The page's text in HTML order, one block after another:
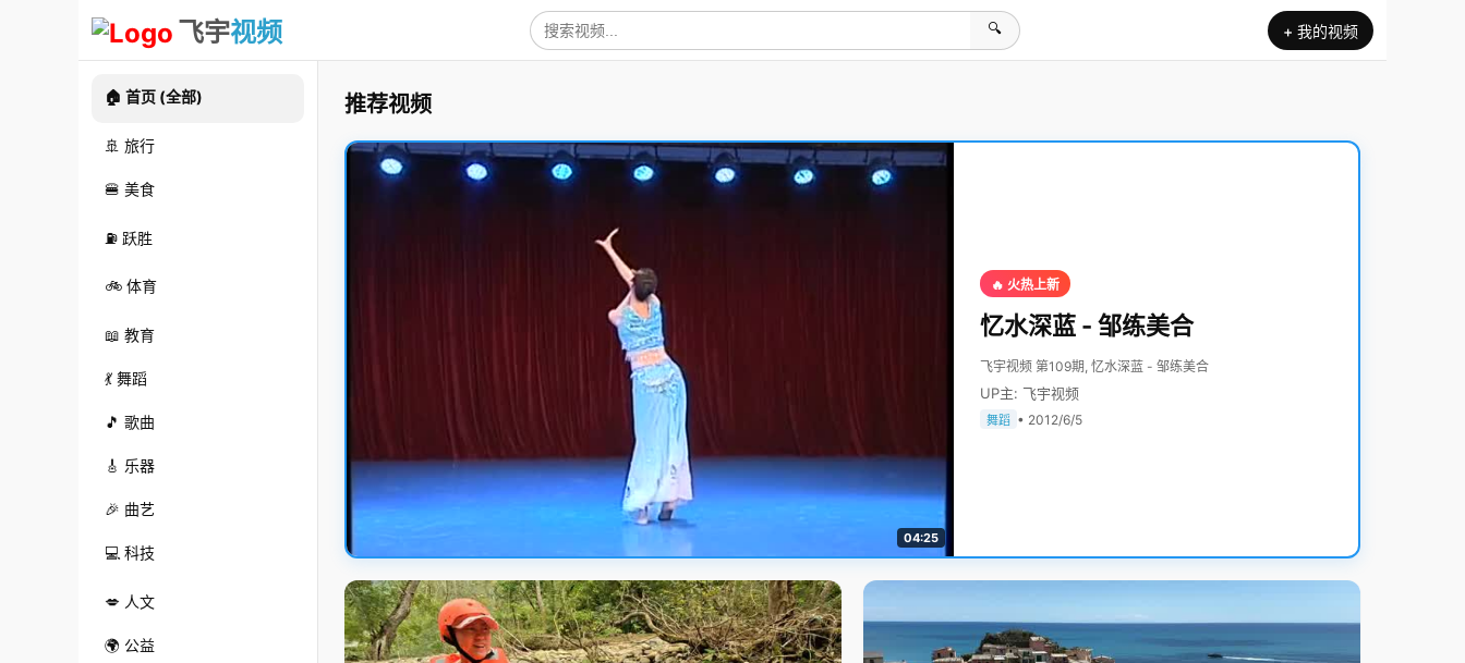
飞宇视频 🔍 + 我的视频
🏠 首页 (全部)
🚢 旅行
🍔 美食
⛽ 跃胜
🚲 体育
📖 教育
💃 舞蹈
🎵 歌曲
🎸 乐器
🎉 曲艺
💻 科技
💋 人文
🌍 公益
推荐视频
04:25
🔥 火热上新
忆水深蓝 - 邹练美合
飞宇视频 第109期, 忆水深蓝 - 邹练美合
UP主: 飞宇视频
舞蹈 • 2012/6/5